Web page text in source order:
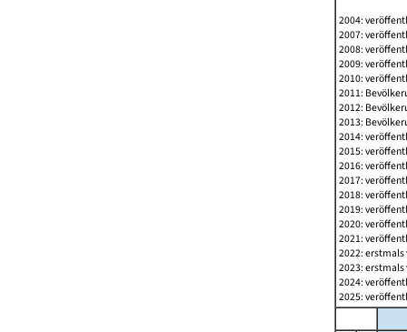
2004:
2007:
2008:
2009:
2010:
2011:
2012:
2013:
2014:
2015:
2016:
2017:
2018:
2019:
2020:
2021:
2022:
2023:
2024:
2025: